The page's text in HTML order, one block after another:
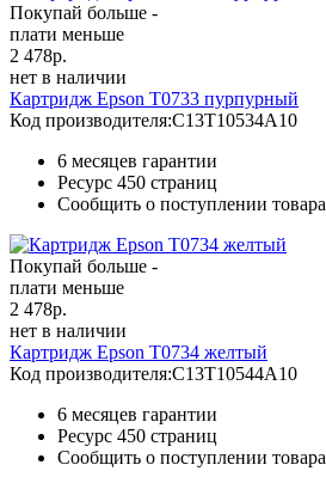
Покупай больше -
плати меньше
2 478р.
нет в наличии
Картридж Epson T0733 пурпурный
Код производителя:C13T10534A10
6 месяцев гарантии
Ресурс 450 страниц
Сообщить о поступлении товара
Покупай больше -
плати меньше
2 478р.
нет в наличии
Картридж Epson T0734 желтый
Код производителя:C13T10544A10
6 месяцев гарантии
Ресурс 450 страниц
Сообщить о поступлении товара